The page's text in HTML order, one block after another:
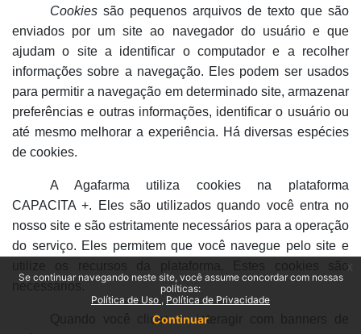
Se continuar navegando neste site, você assume concordar com nossas
políticas:
Política de Uso
Política de Privacidade
Continuar
x
Cookies são pequenos arquivos de texto que são
enviados por um site ao navegador do usuário e que
ajudam o site a identificar o computador e a recolher
informações sobre a navegação. Eles podem ser usados
para permitir a navegação em determinado site, armazenar
preferências e outras informações, identificar o usuário ou
até mesmo melhorar a experiência. Há diversas espécies
de cookies.
A Agafarma utiliza cookies na plataforma
CAPACITA +. Eles são utilizados quando você entra no
nosso site e são estritamente necessários para a operação
do serviço. Eles permitem que você navegue pelo site e
utilize os recursos da plataforma. Estes cookies são
necessários.
Quando você clicar ou interagir com banners de